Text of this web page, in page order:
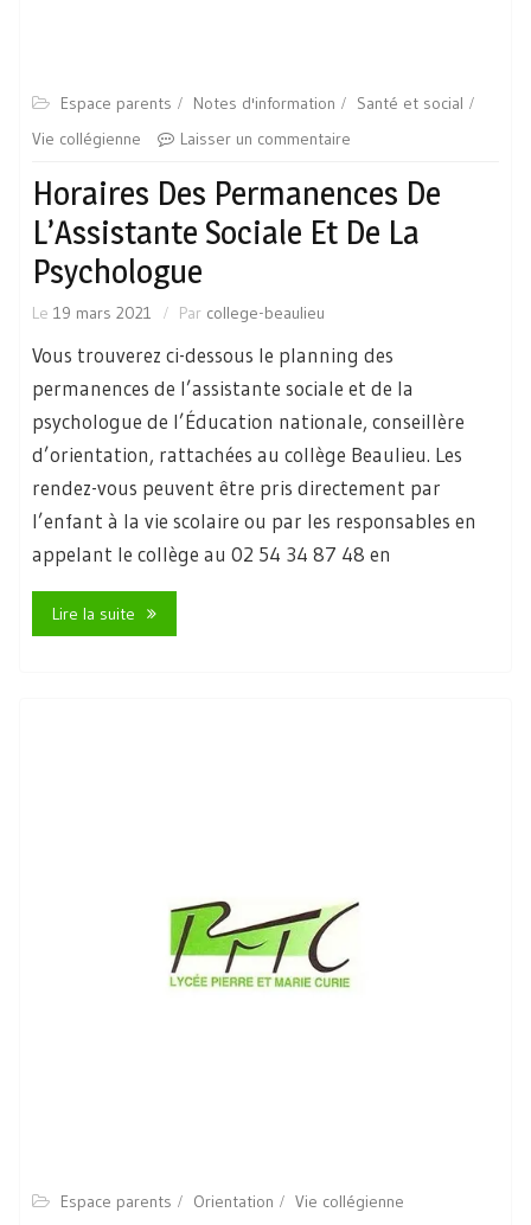
Espace parents Notes d'information
Santé et social
Vie collégienne
Laisser un commentaire
Horaires Des Permanences De
L’Assistante Sociale Et De La
Psychologue
Le 19 mars 2021 Par college-beaulieu
Vous trouverez ci-dessous le planning des
permanences de l’assistante sociale et de la
psychologue de l’Éducation nationale, conseillère
d’orientation, rattachées au collège Beaulieu. Les
rendez-vous peuvent être pris directement par
l’enfant à la vie scolaire ou par les responsables en
appelant le collège au 02 54 34 87 48 en
Lire la suite
Espace parents Orientation
Vie collégienne